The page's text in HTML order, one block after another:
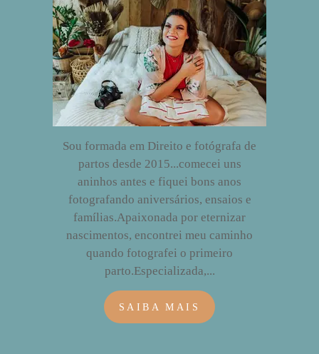
Sou formada em Direito e fotógrafa de
partos desde 2015...comecei uns
aninhos antes e fiquei bons anos
fotografando aniversários, ensaios e
famílias.Apaixonada por eternizar
nascimentos, encontrei meu caminho
quando fotografei o primeiro
parto.Especializada,...
SAIBA MAIS